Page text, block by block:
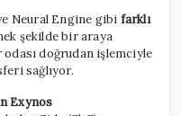
Neural Engine gibi farklı
şekilde bir araya
doğrudan işlemciyle
sağlıyor.
Exynos